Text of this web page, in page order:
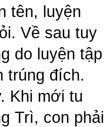
tên, luyện
Về sau tuy
do luyện tập
trúng đích.
Khi mới tu
Trì, con phải